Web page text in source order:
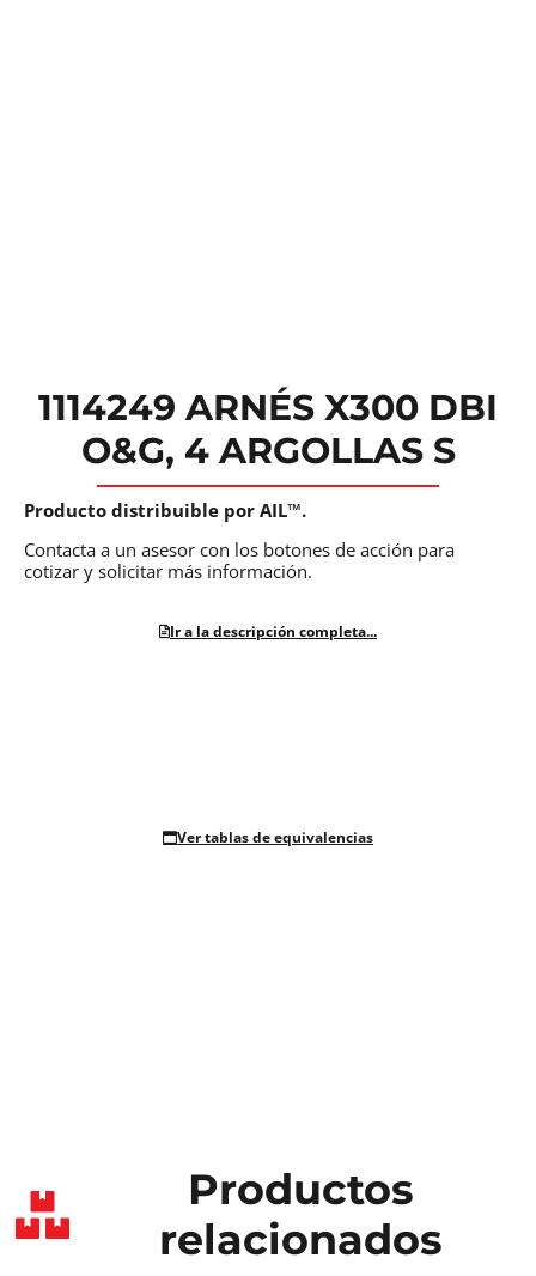
1114249 ARNÉS X300 DBI
O&G, 4 ARGOLLAS S
Producto distribuible por AIL™.
Contacta a un asesor con los botones de acción para
cotizar y solicitar más información.
Ir a la descripción completa...
Ver tablas de equivalencias
Productos
relacionados